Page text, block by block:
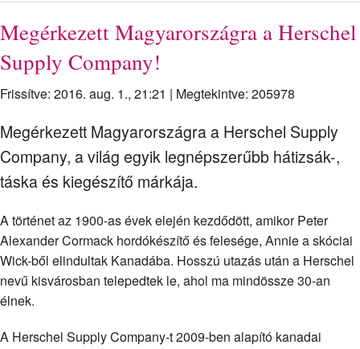
Megérkezett Magyarországra a Herschel
Supply Company!
Frissítve: 2016. aug. 1., 21:21 | Megtekintve: 205978
Megérkezett Magyarországra a Herschel Supply
Company, a világ egyik legnépszerűbb hátizsák-,
táska és kiegészítő márkája.
A történet az 1900-as évek elején kezdődött, amikor Peter
Alexander Cormack hordókészítő és felesége, Annie a skóciai
Wick-ből elindultak Kanadába. Hosszú utazás után a Herschel
nevű kisvárosban telepedtek le, ahol ma mindössze 30-an
élnek.
A Herschel Supply Company-t 2009-ben alapító kanadai